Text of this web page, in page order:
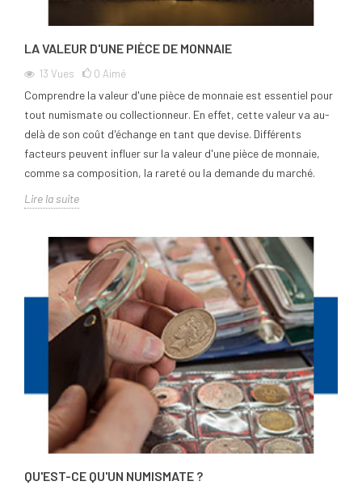
LA VALEUR D'UNE PIÈCE DE MONNAIE
13 Vues 0 Aimé
Comprendre la valeur d'une pièce de monnaie est essentiel pour
tout numismate ou collectionneur. En effet, cette valeur va au-
delà de son coût d'échange en tant que devise. Différents
facteurs peuvent influer sur la valeur d'une pièce de monnaie,
comme sa composition, la rareté ou la demande du marché.
Lire la suite
QU'EST-CE QU'UN NUMISMATE ?